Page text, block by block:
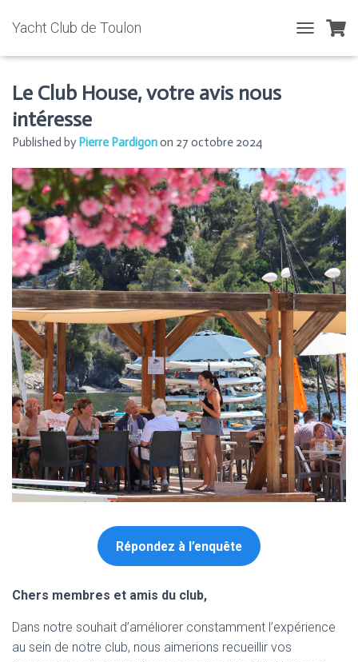
Yacht Club de Toulon
O
I
G
A
T
I
N
Le Club House, votre avis nous
intéresse
Published by Pierre Pardigonon 27 octobre 2024
Répondez à l’enquête
Chers membres et amis du club,
Dans notre souhait d’améliorer constamment l’expérience
au sein de notre club, nous aimerions recueillir vos